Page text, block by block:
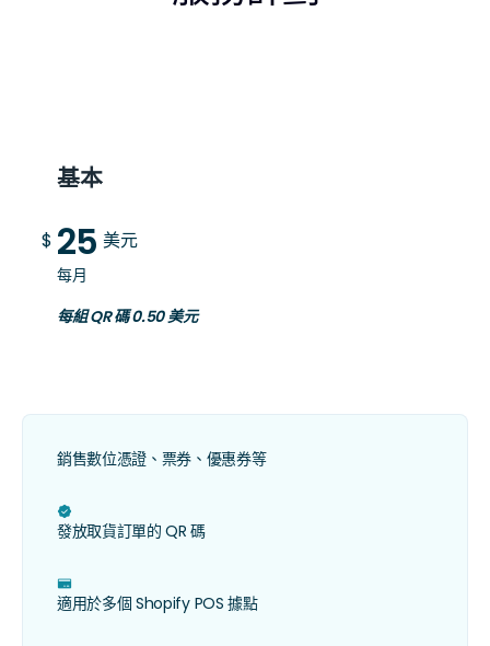
基本
$ 25 美元
每月
每組 QR 碼 0.50 美元
銷售數位憑證、票券、優惠券等
ﭶ
發放取貨訂單的 QR 碼
ﮧ
適用於多個 Shopify POS 據點